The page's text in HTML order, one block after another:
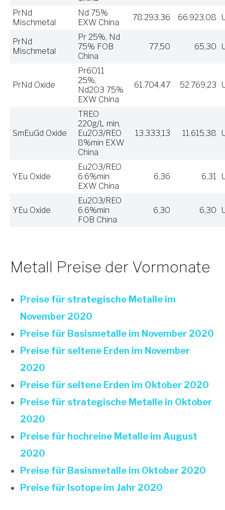
PrNd
Mischmetal
Nd 75%
EXW China
78.293,36 66.923,08
PrNd
Mischmetal
Pr 25%, Nd
75% FOB
China
77,50 65,30
PrNd Oxide
Pr6O11
25%,
Nd2O3 75%
EXW China
61.704,47 52.769,23
SmEuGd Oxide
TREO
220g/L min,
Eu2O3/REO
8%min EXW
China
13.333,13 11.615,38
YEu Oxide
Eu2O3/REO
6.6%min
EXW China
6,36 6,31
YEu Oxide
Eu2O3/REO
6.6%min
FOB China
6,30 6,30
Metall Preise der Vormonate
Preise für strategische Metalle im
November 2020
Preise für Basismetalle im November 2020
Preise für seltene Erden im November
2020
Preise für seltene Erden im Oktober 2020
Preise für strategische Metalle in Oktober
2020
Preise für hochreine Metalle im August
2020
Preise für Basismetalle im Oktober 2020
Preise für Isotope im Jahr 2020